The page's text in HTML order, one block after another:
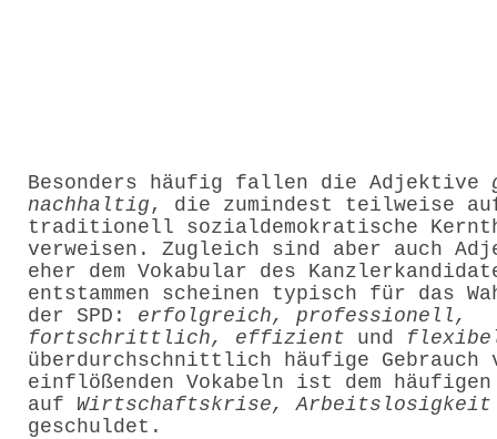
Besonders häufig fallen die Adjektive
nachhaltig , die zumindest teilweise
traditionell sozialdemokratische
verweisen. Zugleich sind aber auch
eher dem Vokabular des
entstammen scheinen typisch für das
der SPD: erfolgreich, professionell,
fortschrittlich, effizient und
überdurchschnittlich häufige Gebrauch
einflößenden Vokabeln ist dem häufigen
auf Wirtschaftskrise, Arbeitslosigkeit
geschuldet.